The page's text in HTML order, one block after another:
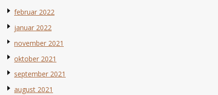
februar 2022
januar 2022
november 2021
oktober 2021
september 2021
august 2021